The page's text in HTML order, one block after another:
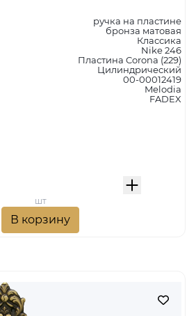
ручка на пластине
бронза матовая
Классика
Nike 246
Пластина Corona (229)
Цилиндрический
00-00012419
Melodia
FADEX
шт
В корзину